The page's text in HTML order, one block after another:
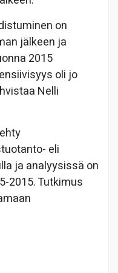
on
jälkeen ja
2015
oli jo
Nelli
eli
ja analyysissä on
2015. Tutkimus